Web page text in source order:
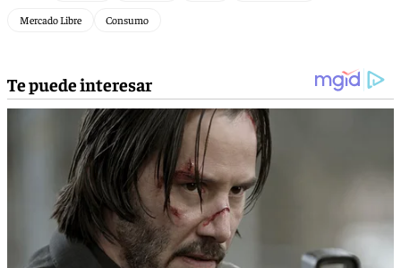
Mercado Libre Consumo